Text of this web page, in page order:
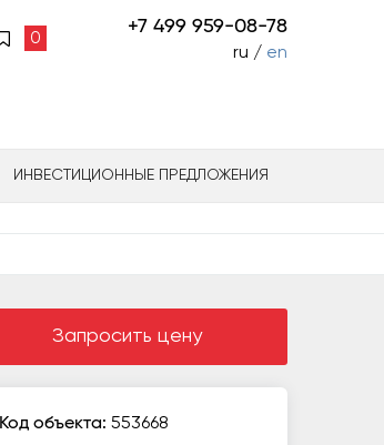
0
+7 499 959-08-78
ru / en
ИНВЕСТИЦИОННЫЕ ПРЕДЛОЖЕНИЯ
Запросить цену
Код объекта: 553668